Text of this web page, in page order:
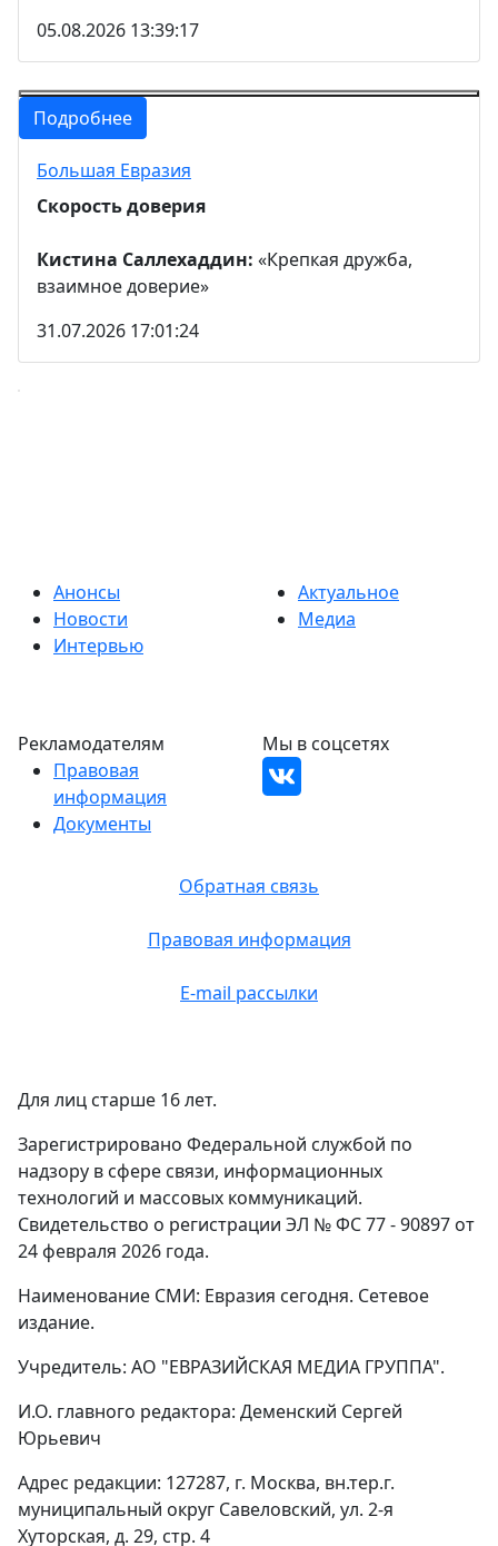
05.08.2026 13:39:17
Подробнее
Большая Евразия
Скорость доверия
Кистина Саллехаддин: «Крепкая дружба,
взаимное доверие»
31.07.2026 17:01:24
Анонсы
Новости
Интервью
Актуальное
Медиа
Обратная связь
Правовая информация
E-mail рассылки
Рекламодателям
Правовая
информация
Документы
Мы в соцсетях
Для лиц старше 16 лет.
Зарегистрировано Федеральной службой по
надзору в сфере связи, информационных
технологий и массовых коммуникаций.
Свидетельство о регистрации ЭЛ № ФС 77 - 90897 от
24 февраля 2026 года.
Наименование СМИ: Евразия сегодня. Сетевое
издание.
Учредитель: АО "ЕВРАЗИЙСКАЯ МЕДИА ГРУППА".
И.О. главного редактора: Деменский Сергей
Юрьевич
Адрес редакции: 127287, г. Москва, вн.тер.г.
муниципальный округ Савеловский, ул. 2-я
Хуторская, д. 29, стр. 4